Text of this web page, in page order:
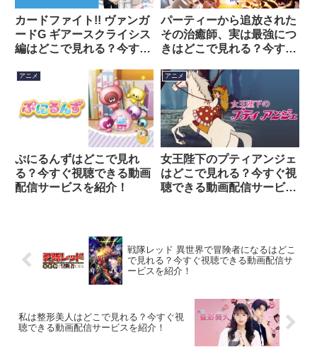
カードファイト!! ヴァンガ
ードG ギアースクライシス
編はどこで見れる？今すぐ
スを紹介！
パーティーから追放された
その治癒師、実は最強につ
きはどこで見れる？今すぐ
スを紹介！
アニメ
ぷにるんずはどこで見れ
る？今すぐ視聴できる動画
配信サービスを紹介！
アニメ
女王陛下のプティアンジェ
はどこで見れる？今すぐ視
聴できる動画配信サービス
戦隊レッド 異世界で冒険者になるはどこ
で見れる？今すぐ視聴できる動画配信サ
ービスを紹介！
私は整形美人はどこで見れる？今すぐ視
聴できる動画配信サービスを紹介！